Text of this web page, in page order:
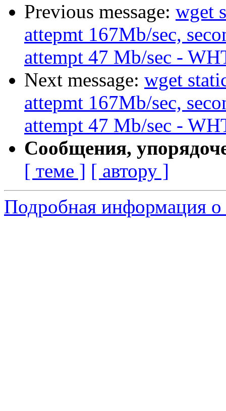
Previous message: wget
attepmt 167Mb/sec,
attempt 47 Mb/sec -
Next message: wget
attepmt 167Mb/sec,
attempt 47 Mb/sec -
Сообщения,
[ теме ] [ автору ]
Подробная информация